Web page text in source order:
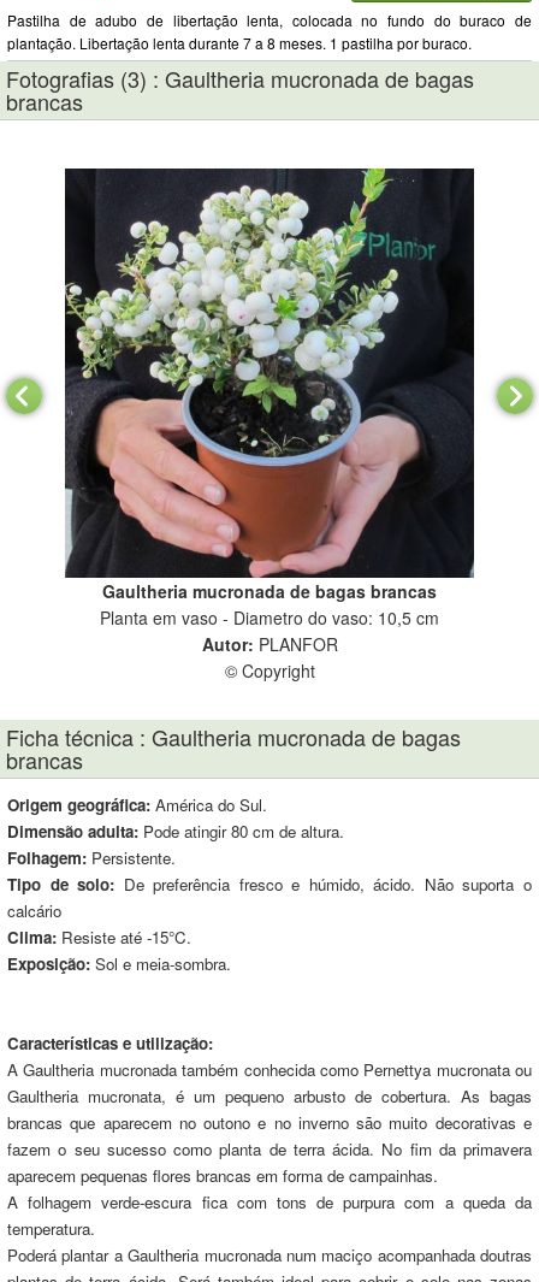
Pastilha de adubo de libertação lenta, colocada no fundo do buraco de
plantação. Libertação lenta durante 7 a 8 meses. 1 pastilha por buraco.
Fotografias (3) : Gaultheria mucronada de bagas
brancas
Gaultheria mucronada de bagas brancas
Planta em vaso - Diametro do vaso: 10,5 cm
Autor: PLANFOR
© Copyright
Ficha técnica : Gaultheria mucronada de bagas
brancas
Origem geográfica: América do Sul.
Dimensão adulta: Pode atingir 80 cm de altura.
Folhagem: Persistente.
Tipo de solo: De preferência fresco e húmido, ácido. Não suporta o
calcário
Clima: Resiste até -15°C.
Exposição: Sol e meia-sombra.
Características e utilização:
A Gaultheria mucronada também conhecida como Pernettya mucronata ou
Gaultheria mucronata, é um pequeno arbusto de cobertura. As bagas
brancas que aparecem no outono e no inverno são muito decorativas e
fazem o seu sucesso como planta de terra ácida. No fim da primavera
aparecem pequenas flores brancas em forma de campainhas.
A folhagem verde-escura fica com tons de purpura com a queda da
temperatura.
Poderá plantar a Gaultheria mucronada num maciço acompanhada doutras